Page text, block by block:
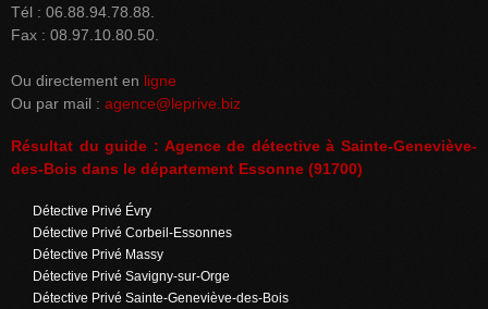
Tél : 06.88.94.78.88.
Fax : 08.97.10.80.50.
Ou directement en ligne
Ou par mail : agence@leprive.biz
Résultat du guide : Agence de détective à Sainte-Geneviève-
des-Bois dans le département Essonne (91700)
Détective Privé Évry
Détective Privé Corbeil-Essonnes
Détective Privé Massy
Détective Privé Savigny-sur-Orge
Détective Privé Sainte-Geneviève-des-Bois